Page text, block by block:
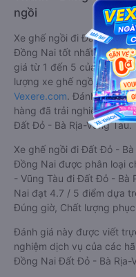
ngồi
Xe ghế ngồi đi Đất Đỏ -
Đồng Nai tốt nhất được
giá từ 1 đến 5 của khách
lượng xe ghế ngồi, Đúng
Vexere.com. Đánh giá
hàng đã trải nghiệm các
Đất Đỏ - Bà Rịa-Vũng Tàu.
Xe ghế ngồi đi Đất Đỏ -
Đồng Nai được phân loại
- Vũng Tàu đi Đất Đỏ - Bà
Nai đạt 4.7 / 5 điểm dựa
Đúng giờ, Chất lượng phục
Đánh giá này được viết
nghiệm dịch vụ của các
Đồng Nai Đất Đỏ - Bà Rịa-